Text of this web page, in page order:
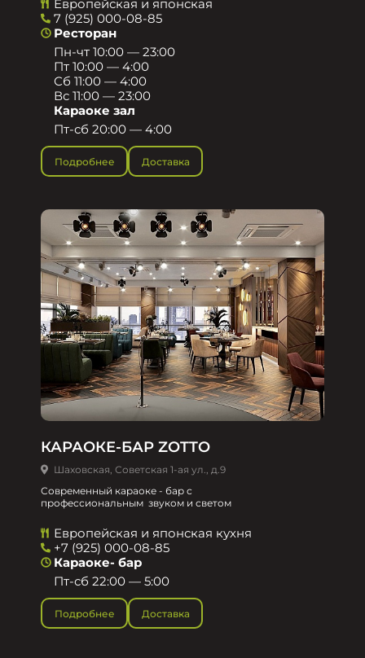
Европейская и японская
7 (925) 000-08-85
Ресторан
Пн-чт 10:00 — 23:00
Пт 10:00 — 4:00
Сб 11:00 — 4:00
Вс 11:00 — 23:00
Караоке зал
Пт-сб 20:00 — 4:00
Подробнее Доставка
КАРАОКЕ-БАР ZOTTO
Шаховская, Советская 1-ая ул., д.9
Современный караоке - бар с
профессиональным звуком и светом
Европейская и японская кухня
+7 (925) 000-08-85
Караоке- бар
Пт-сб 22:00 — 5:00
Подробнее Доставка